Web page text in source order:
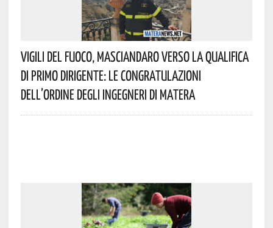
Vigili Del Fuoco, Masciandaro Verso La Qualifica
Di Primo Dirigente: Le Congratulazioni
Dell’Ordine Degli Ingegneri Di Matera